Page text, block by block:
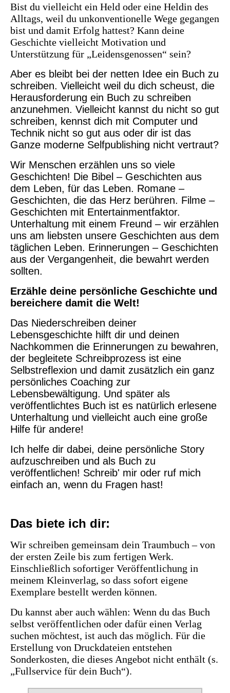
Bist du vielleicht ein Held oder eine Heldin des
Alltags, weil du unkonventionelle Wege gegangen
bist und damit Erfolg hattest? Kann deine
Geschichte vielleicht Motivation und
Unterstützung für „Leidensgenossen“ sein?
Aber es bleibt bei der netten Idee ein Buch zu
schreiben. Vielleicht weil du dich scheust, die
Herausforderung ein Buch zu schreiben
anzunehmen. Vielleicht kannst du nicht so gut
schreiben, kennst dich mit Computer und
Technik nicht so gut aus oder dir ist das
Ganze moderne Selfpublishing nicht vertraut?
Wir Menschen erzählen uns so viele
Geschichten! Die Bibel – Geschichten aus
dem Leben, für das Leben. Romane –
Geschichten, die das Herz berühren. Filme –
Geschichten mit Entertainmentfaktor.
Unterhaltung mit einem Freund – wir erzählen
uns am liebsten unsere Geschichten aus dem
täglichen Leben. Erinnerungen – Geschichten
aus der Vergangenheit, die bewahrt werden
sollten.
Erzähle deine persönliche Geschichte und
bereichere damit die Welt!
Das Niederschreiben deiner
Lebensgeschichte hilft dir und deinen
Nachkommen die Erinnerungen zu bewahren,
der begleitete Schreibprozess ist eine
Selbstreflexion und damit zusätzlich ein ganz
persönliches Coaching zur
Lebensbewältigung. Und später als
veröffentlichtes Buch ist es natürlich erlesene
Unterhaltung und vielleicht auch eine große
Hilfe für andere!
Ich helfe dir dabei, deine persönliche Story
aufzuschreiben und als Buch zu
veröffentlichen! Schreib' mir oder ruf mich
einfach an, wenn du Fragen hast!
Das biete ich dir:
Wir schreiben gemeinsam dein Traumbuch – von
der ersten Zeile bis zum fertigen Werk.
Einschließlich sofortiger Veröffentlichung in
meinem Kleinverlag, so dass sofort eigene
Exemplare bestellt werden können.
Du kannst aber auch wählen: Wenn du das Buch
selbst veröffentlichen oder dafür einen Verlag
suchen möchtest, ist auch das möglich. Für die
Erstellung von Druckdateien entstehen
Sonderkosten, die dieses Angebot nicht enthält (s.
„Fullservice für dein Buch“).